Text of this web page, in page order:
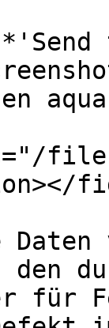
Daten
den
für